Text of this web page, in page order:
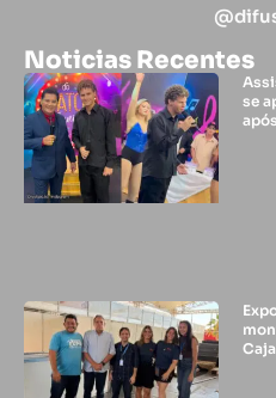
Noticias Recentes
se